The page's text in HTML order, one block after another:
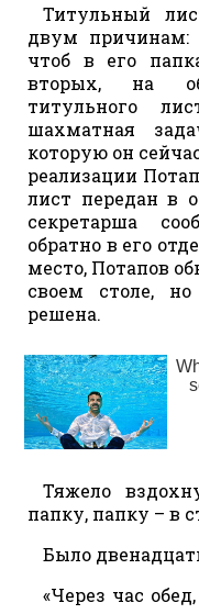
Титульный
двум причинам:
чтоб в его
вторых, на
титульного
шахматная
которую он
реализации
лист передан в
секретарша
обратно в его
место, Потапов
своем столе,
решена.
Тяжело
папку, папку – в
Было
«Через час